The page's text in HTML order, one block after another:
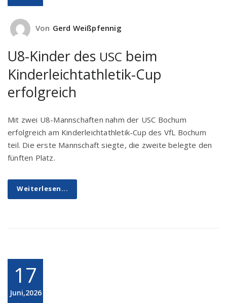
Von Gerd Weißpfennig
U8-Kinder des USC beim
Kinderleichtathletik-Cup
erfolgreich
Mit zwei U8-Mannschaften nahm der USC Bochum
erfolgreich am Kinderleichtathletik-Cup des VfL Bochum
teil. Die erste Mannschaft siegte, die zweite belegte den
fünften Platz.
Weiterlesen...
17
Juni,2026